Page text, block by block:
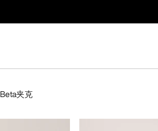
Beta夹克